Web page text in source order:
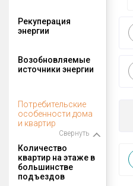
Рекуперация
энергии
Возобновляемые
источники энергии
Потребительские
особенности дома
и квартир
Свернуть
Количество
квартир на этаже в
большинстве
подъездов